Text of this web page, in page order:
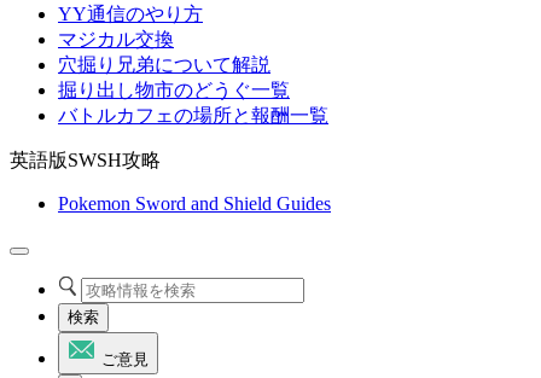
YY通信のやり方
マジカル交換
穴掘り兄弟について解説
掘り出し物市のどうぐ一覧
バトルカフェの場所と報酬一覧
英語版SWSH攻略
Pokemon Sword and Shield Guides
検索
ご意見